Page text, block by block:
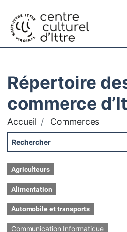
Répertoire
commerce
Accueil Commerces
Agriculteurs
Alimentation
Automobile et transports
Communication Informatique